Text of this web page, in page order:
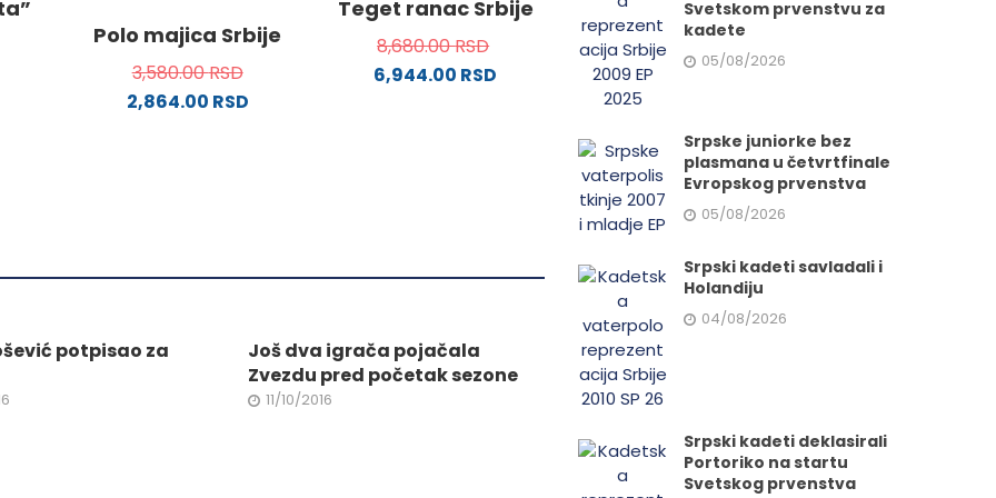
Opcije
mogu
biti
izabrane
Opcije
mogu
biti
Polo majica Srbije
3,580.00RSD
2,864.00 RSD
izabrane
Teget ranac Srbije
8,680.00RSD
6,944.00 RSD
potpisao za
Još dva igrača pojačala
Zvezdu pred početak sezone
11/10/2016
Svetskom prvenstvu za
kadete
05/08/2026
Srpske juniorke bez
plasmana u četvrtfinale
Evropskog prvenstva
05/08/2026
Srpski kadeti savladali i
Holandiju
04/08/2026
Srpski kadeti deklasirali
Portoriko na startu
Svetskog prvenstva